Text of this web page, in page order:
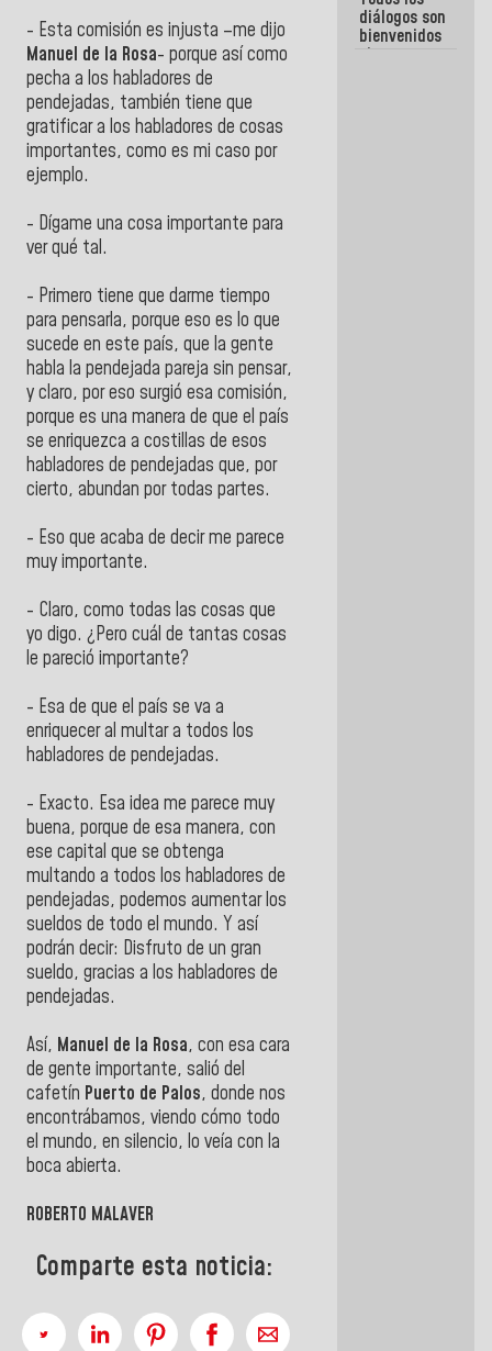
- Esta comisión es injusta –me dijo
Manuel de la Rosa- porque así como
pecha a los habladores de
pendejadas, también tiene que
gratificar a los habladores de cosas
importantes, como es mi caso por
ejemplo.
- Dígame una cosa importante para
ver qué tal.
- Primero tiene que darme tiempo
para pensarla, porque eso es lo que
sucede en este país, que la gente
habla la pendejada pareja sin pensar,
y claro, por eso surgió esa comisión,
porque es una manera de que el país
se enriquezca a costillas de esos
habladores de pendejadas que, por
cierto, abundan por todas partes.
- Eso que acaba de decir me parece
muy importante.
- Claro, como todas las cosas que
yo digo. ¿Pero cuál de tantas cosas
le pareció importante?
- Esa de que el país se va a
enriquecer al multar a todos los
habladores de pendejadas.
- Exacto. Esa idea me parece muy
buena, porque de esa manera, con
ese capital que se obtenga
multando a todos los habladores de
pendejadas, podemos aumentar los
sueldos de todo el mundo. Y así
podrán decir: Disfruto de un gran
sueldo, gracias a los habladores de
pendejadas.
Así, Manuel de la Rosa, con esa cara
de gente importante, salió del
cafetín Puerto de Palos, donde nos
encontrábamos, viendo cómo todo
el mundo, en silencio, lo veía con la
boca abierta.
ROBERTO MALAVER
Comparte esta noticia:
La Guaira
(+Fotos)
diálogos son
bienvenidos
siempre que